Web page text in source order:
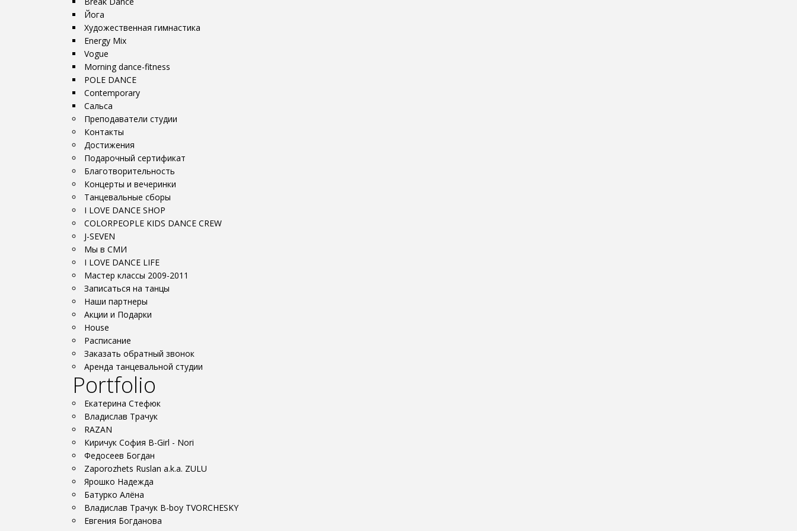
Йога
Художественная гимнастика
Energy Mix
Vogue
Morning dance-fitness
POLE DANCE
Contemporary
Сальса
Преподаватели студии
Контакты
Достижения
Подарочный сертификат
Благотворительность
Концерты и вечеринки
Танцевальные сборы
I LOVE DANCE SHOP
COLORPEOPLE KIDS DANCE CREW
J-SEVEN
Мы в СМИ
I LOVE DANCE LIFE
Мастер классы 2009-2011
Записаться на танцы
Наши партнеры
Акции и Подарки
House
Расписание
Заказать обратный звонок
Аренда танцевальной студии
Portfolio
Екатерина Стефюк
Владислав Трачук
RAZAN
Киричук София B-Girl - Nori
Федосеев Богдан
Zaporozhets Ruslan a.k.a. ZULU
Ярошко Надежда
Батурко Алёна
Владислав Трачук B-boy TVORCHESKY
Евгения Богданова